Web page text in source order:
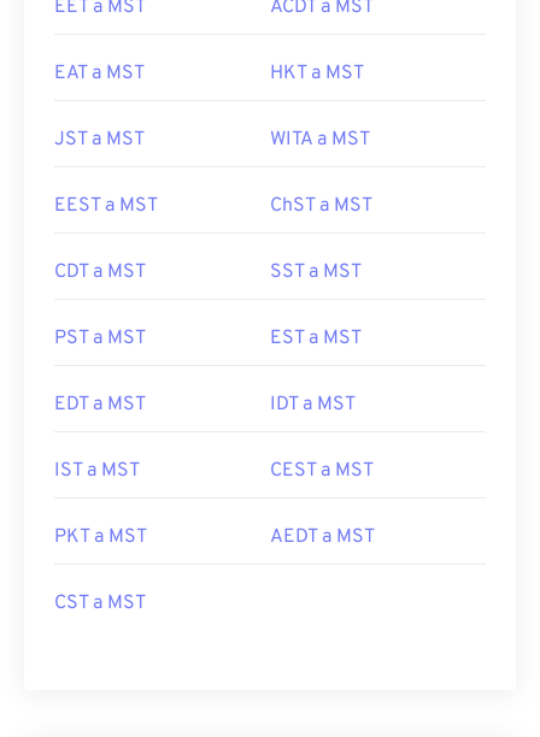
EET a MST ACDT a MST
EAT a MST HKT a MST
JST a MST WITA a MST
EEST a MST ChST a MST
CDT a MST SST a MST
PST a MST EST a MST
EDT a MST IDT a MST
IST a MST CEST a MST
PKT a MST AEDT a MST
CST a MST